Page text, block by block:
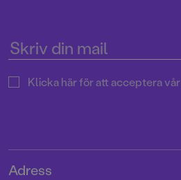
Klicka här för att acceptera vår
Adress